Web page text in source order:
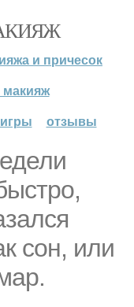
и причесок
макияж
игры отзывы
сон, или